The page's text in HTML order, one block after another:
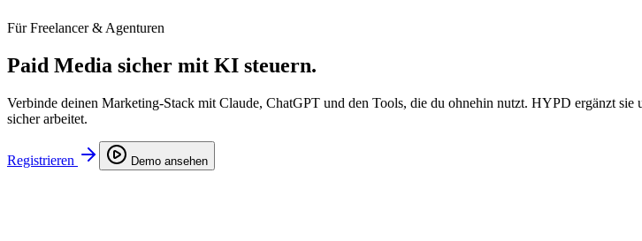
Für Freelancer & Agenturen
Paid Media sicher mit KI steuern.
Verbinde deinen Marketing-Stack mit Claude, ChatGPT und den Tools, die du ohnehin nutzt. HYPD ergänzt
sicher arbeitet.
Registrieren Demo ansehen